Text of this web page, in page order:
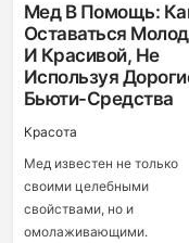
Мед В Помощь:
Оставаться
И Красивой, Не
Используя
Бьюти-Средства
Красота
Мед известен не только
своими целебными
свойствами, но и
омолаживающими.